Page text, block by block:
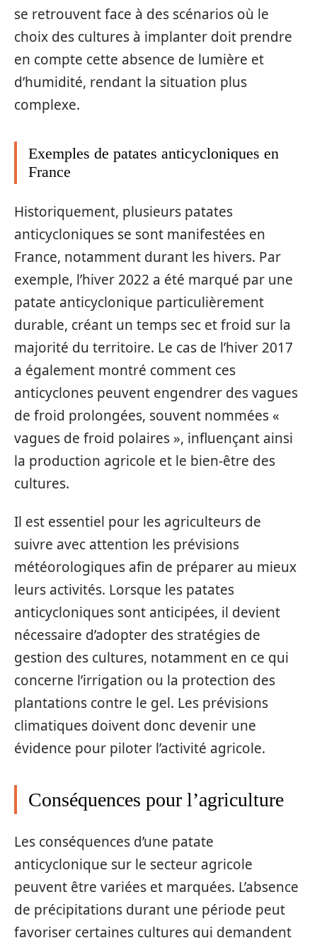
se retrouvent face à des scénarios où le
choix des cultures à implanter doit prendre
en compte cette absence de lumière et
d’humidité, rendant la situation plus
complexe.
Exemples de patates anticycloniques en
France
Historiquement, plusieurs patates
anticycloniques se sont manifestées en
France, notamment durant les hivers. Par
exemple, l’hiver 2022 a été marqué par une
patate anticyclonique particulièrement
durable, créant un temps sec et froid sur la
majorité du territoire. Le cas de l’hiver 2017
a également montré comment ces
anticyclones peuvent engendrer des vagues
de froid prolongées, souvent nommées «
vagues de froid polaires », influençant ainsi
la production agricole et le bien-être des
cultures.
Il est essentiel pour les agriculteurs de
suivre avec attention les prévisions
météorologiques afin de préparer au mieux
leurs activités. Lorsque les patates
anticycloniques sont anticipées, il devient
nécessaire d’adopter des stratégies de
gestion des cultures, notamment en ce qui
concerne l’irrigation ou la protection des
plantations contre le gel. Les prévisions
climatiques doivent donc devenir une
évidence pour piloter l’activité agricole.
Conséquences pour l’agriculture
Les conséquences d’une patate
anticyclonique sur le secteur agricole
peuvent être variées et marquées. L’absence
de précipitations durant une période peut
favoriser certaines cultures qui demandent